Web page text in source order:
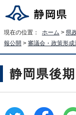
現在の位置： ホーム > 県
報公開 > 審議会・政策形成
静岡県後